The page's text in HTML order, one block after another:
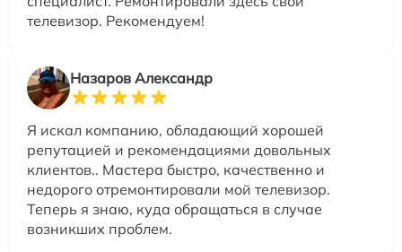
телевизор. Рекомендуем!
Назаров Александр
Я искал компанию, обладающий хорошей
репутацией и рекомендациями довольных
клиентов.. Мастера быстро, качественно и
недорого отремонтировали мой телевизор.
Теперь я знаю, куда обращаться в случае
возникших проблем.